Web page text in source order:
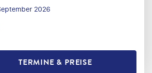
2026
TERMINE & PREISE